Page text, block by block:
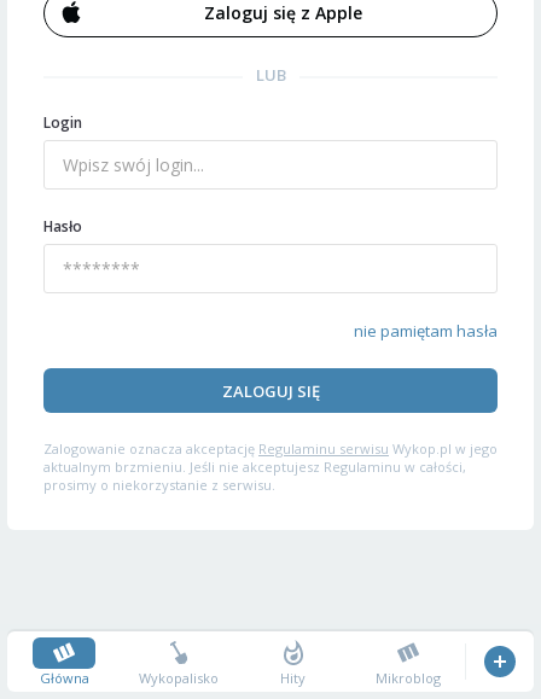
Zaloguj się z Apple
LUB
Login
Hasło
nie pamiętam hasła
ZALOGUJ SIĘ
Zalogowanie oznacza akceptację Regulaminu serwisu Wykop.pl w jego
aktualnym brzmieniu. Jeśli nie akceptujesz Regulaminu w całości,
prosimy o niekorzystanie z serwisu.
Główna Wykopalisko Hity Mikroblog